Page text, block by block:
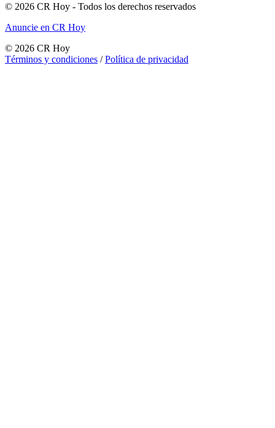
© 2026 CR Hoy - Todos los derechos reservados
Anuncie en CR Hoy
© 2026 CR Hoy
Términos y condiciones /Política de privacidad